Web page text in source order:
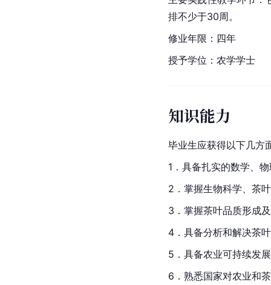
排不少于30周。
修业年限：四年
授予学位： 农学学士
知识能力
毕业生应获得以下几方
1．具备扎实的数学、
2．掌握生物科学 、茶
3．掌握茶叶品质形成
4．具备分析和解决茶
5．具备农业可持续发展
6．熟悉国家对农业和